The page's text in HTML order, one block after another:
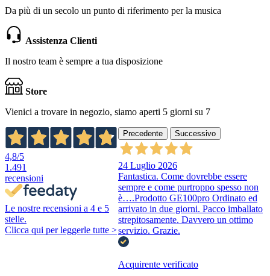
Da più di un secolo un punto di riferimento per la musica
Assistenza Clienti
Il nostro team è sempre a tua disposizione
Store
Vienici a trovare in negozio, siamo aperti 5 giorni su 7
4,8/5
1.491
recensioni
Le nostre recensioni a 4 e 5
stelle.
Clicca qui per leggerle tutte >
Precedente Successivo
24 Luglio 2026
Fantastica. Come dovrebbe essere
sempre e come purtroppo spesso non
è….Prodotto GE100pro Ordinato ed
arrivato in due giorni. Pacco imballato
strepitosamente. Davvero un ottimo
servizio. Grazie.
Acquirente verificato